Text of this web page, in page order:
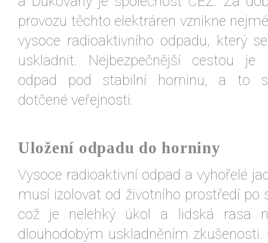
provozu těchto elektráren vznikne
vysoce radioaktivního odpadu, který
uskladnit. Nejbezpečnější cestou je
odpad pod stabilní horninu, a to
dotčené veřejnosti.
Uložení odpadu do horniny
Vysoce radioaktivní odpad a vyhořelé
musí izolovat od životního prostředí po
což je nelehký úkol a lidská rasa
dlouhodobým uskladněním zkušenosti.